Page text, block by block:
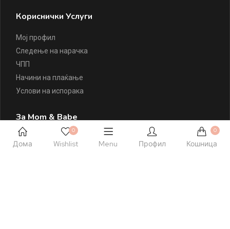
Кориснички Услуги
Мој профил
Следење на нарачка
ЧПП
Начини на плаќање
Услови на испорака
За Mom & Babe
За Mom & Babe
Дома
0
Wishlist Menu Профил
0
Кошница